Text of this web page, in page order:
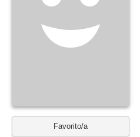
Favorito/a